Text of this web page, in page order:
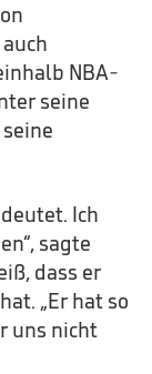
NBA-
seine
Ich
sagte
dass er
„Er hat so
uns nicht